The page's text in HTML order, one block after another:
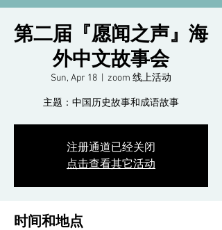
第二届『愿闻之声』海
外中文故事会
Sun, Apr 18 zoom 线上活动
主题：中国历史故事和成语故事
注册通道已经关闭
点击查看其它活动
时间和地点